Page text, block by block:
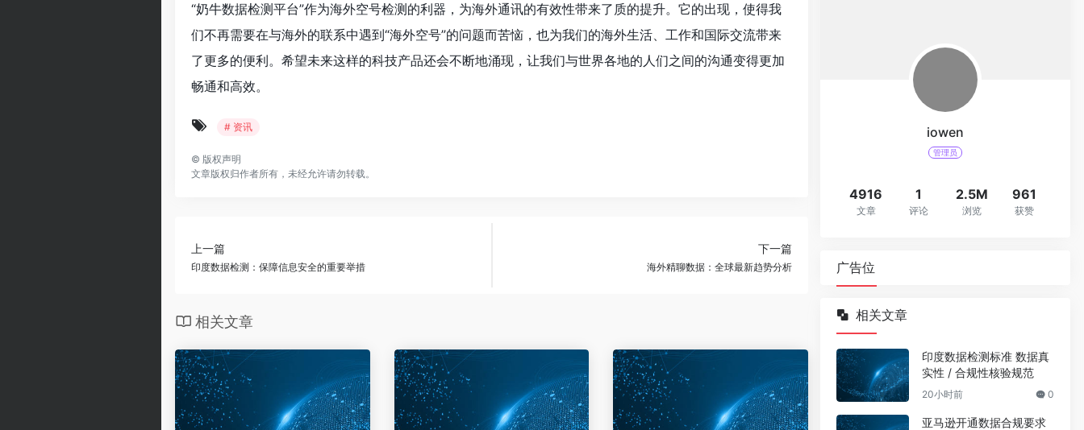
“奶牛数据检测平台”作为海外空号检测的利器，为海外通讯的有效性带来了质的提升。它的出现，使得我
们不再需要在与海外的联系中遇到“海外空号”的问题而苦恼，也为我们的海外生活、工作和国际交流带来
了更多的便利。希望未来这样的科技产品还会不断地涌现，让我们与世界各地的人们之间的沟通变得更加
畅通和高效。
# 资讯
© 版权声明
文章版权归作者所有，未经允许请勿转载。
上一篇
印度数据检测：保障信息安全的重要举措
下一篇
海外精聊数据：全球最新趋势分析
相关文章
iowen
管理员
4916
文章
1
评论
2.5M
浏览
961
获赞
广告位
相关文章
印度数据检测标准 数据真
实性 / 合规性核验规范
20小时前 0
亚马逊开通数据合规要求